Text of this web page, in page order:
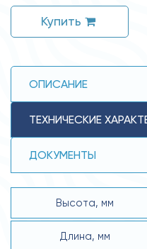
Купить
ОПИСАНИЕ
ТЕХНИЧЕСКИЕ
ДОКУМЕНТЫ
Высота, мм
Длина, мм